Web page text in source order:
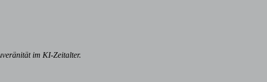
im KI-Zeitalter.